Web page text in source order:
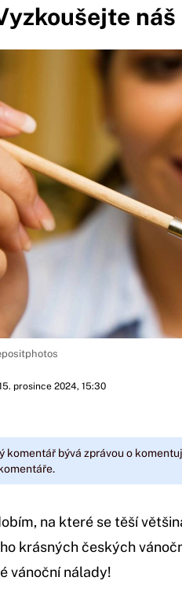
náš
prosince 2024, 15:30
komentář bývá zprávou o
na které se těší
krásných českých
vánoční nálady!